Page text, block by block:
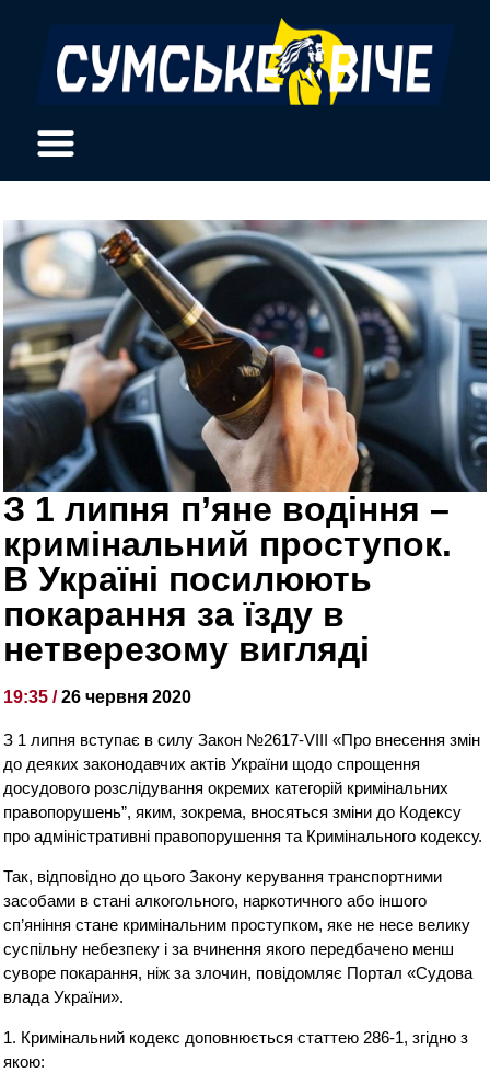
З 1 липня п’яне водіння –
кримінальний проступок.
В Україні посилюють
покарання за їзду в
нетверезому вигляді
19:35 /26 червня 2020
З 1 липня вступає в силу Закон №2617-VIII «Про внесення змін
до деяких законодавчих актів України щодо спрощення
досудового розслідування окремих категорій кримінальних
правопорушень”, яким, зокрема, вносяться зміни до Кодексу
про адміністративні правопорушення та Кримінального кодексу.
Так, відповідно до цього Закону керування транспортними
засобами в стані алкогольного, наркотичного або іншого
сп’яніння стане кримінальним проступком, яке не несе велику
суспільну небезпеку і за вчинення якого передбачено менш
суворе покарання, ніж за злочин, повідомляє Портал «Судова
влада України».
1. Кримінальний кодекс доповнюється статтею 286-1, згідно з
якою: